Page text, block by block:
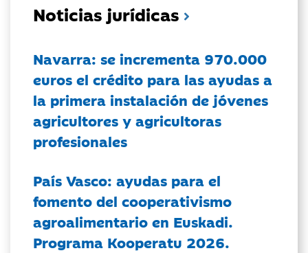
Noticias jurídicas
Navarra: se incrementa 970.000
euros el crédito para las ayudas a
la primera instalación de jóvenes
agricultores y agricultoras
profesionales
País Vasco: ayudas para el
fomento del cooperativismo
agroalimentario en Euskadi.
Programa Kooperatu 2026.